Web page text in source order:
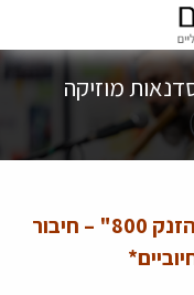
עולם" ו"הזנק 800": סדנאות מוזיקה
*מיזם משותף של צלילי עולם ו"הזנק 800" – חיבור